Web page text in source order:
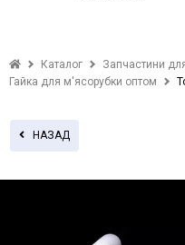
Каталог
Запчастини
Гайка для м'ясорубки оптом
НАЗАД